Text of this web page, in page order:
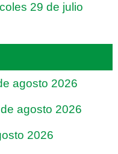
29 de julio
agosto 2026
agosto 2026
2026